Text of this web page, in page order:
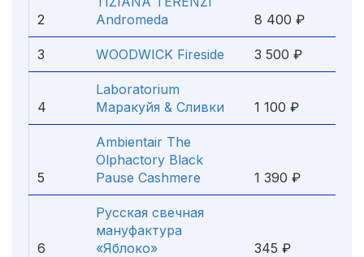
2
Andromeda
8 400 ₽
3 WOODWICK Fireside 3 500 ₽
4
Laboratorium
Маракуйя & Сливки
1 100 ₽
5
Ambientair The
Olphactory Black
Pause Cashmere
1 390 ₽
6
Русская свечная
мануфактура
«Яблоко»
345 ₽